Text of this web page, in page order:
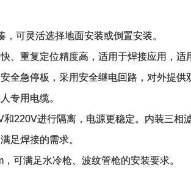
，可灵活选择地面安装或倒置安装。
、重复定位精度高，适用于焊接应用，适
全急停板，采用安全继电回路，对外提供
专用电缆。
220V进行隔离，电源更稳定。内装三相
足焊接的需求。
可满足水冷枪、波纹管枪的安装要求。